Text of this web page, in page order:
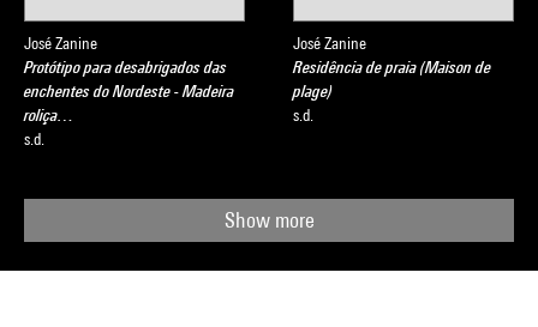
José Zanine
Protótipo para desabrigados das
enchentes do Nordeste - Madeira
roliça…
s.d.
José Zanine
Residência de praia (Maison de
plage)
s.d.
Show more